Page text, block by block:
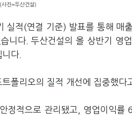
(사진=두산건설)
실적(연결 기준) 발표를 통해 매
니다. 두산건설의 올 상반기 영
다.
폴리오의 질적 개선에 집중했다
정적으로 관리됐고, 영업이익